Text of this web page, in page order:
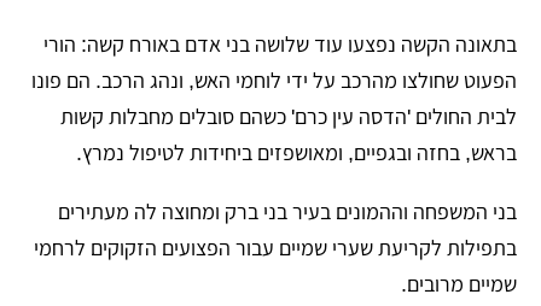
​בתאונה הקשה נפצעו עוד שלושה בני אדם באורח קשה: הורי
הפעוט שחולצו מהרכב על ידי לוחמי האש, ונהג הרכב. הם פונו
לבית החולים 'הדסה עין כרם' כשהם סובלים מחבלות קשות
בראש, בחזה ובגפיים, ומאושפזים ביחידות לטיפול נמרץ.
​בני המשפחה וההמונים בעיר בני ברק ומחוצה לה מעתירים
בתפילות לקריעת שערי שמיים עבור הפצועים הזקוקים לרחמי
שמיים מרובים.